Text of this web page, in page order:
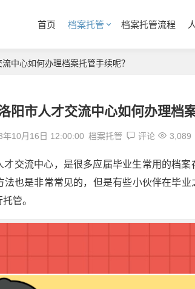
首页 档案托管 档案托管流程
中心如何办理档案托管手续呢？
阳市人才交流中心如何办理档
年10月16日 12:00:00 档案托管 评论 3,089
才交流中心，是很多应届毕业生常用的档
法也是非常常见的，但是有些小伙伴在毕
管。